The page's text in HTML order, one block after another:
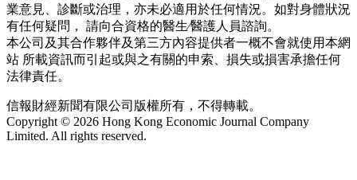
業意見、診斷或治理，亦未必適用於任何情況。如對身體狀況
有任何疑問， 請向合資格的醫生∕醫護人員諮詢。
本公司及其合作夥伴及第三方內容提供者一概不會就使用本網
站 所載資訊而引起或與之有關的申索、損失或損害承擔任何
法律責任。
信報財經新聞有限公司版權所有，不得轉載。
Copyright © 2026 Hong Kong Economic Journal Company
Limited. All rights reserved.